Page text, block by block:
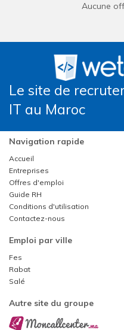
Aucune
Le site de
IT au Maroc
Navigation rapide
Accueil
Entreprises
Offres d'emploi
Guide RH
Conditions d'utilisation
Contactez-nous
Emploi par ville
Fes
Rabat
Salé
Autre site du groupe